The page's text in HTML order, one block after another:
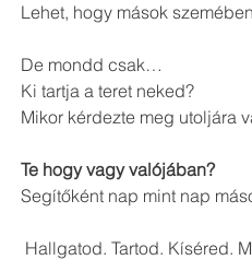
Lehet, hogy mások
De mondd csak…
Ki tartja a teret neked?
Mikor kérdezte meg utoljára
Te hogy vagy valójában?
Segítőként nap mint nap
Hallgatod. Tartod. Kíséred.